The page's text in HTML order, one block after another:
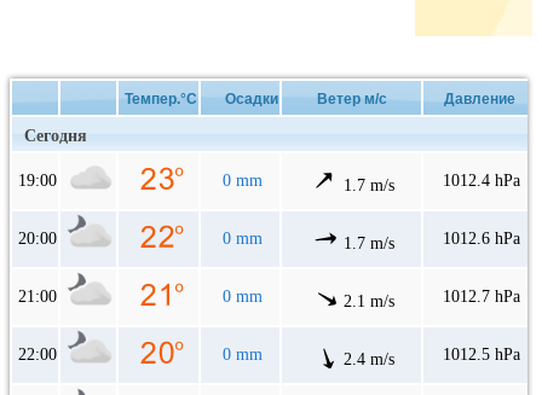
Темпер.°C Осадки Ветер м/с Давление
Сегодня
19:00 0 mm 1.7 m/s 1012.4 hPa
20:00 0 mm 1.7 m/s 1012.6 hPa
21:00 0 mm 2.1 m/s 1012.7 hPa
22:00 0 mm 2.4 m/s 1012.5 hPa